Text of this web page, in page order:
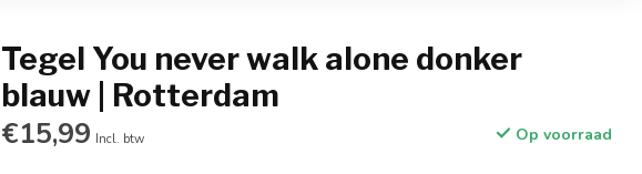
Tegel You never walk alone donker
blauw | Rotterdam
€15,99 Incl. btw Op voorraad